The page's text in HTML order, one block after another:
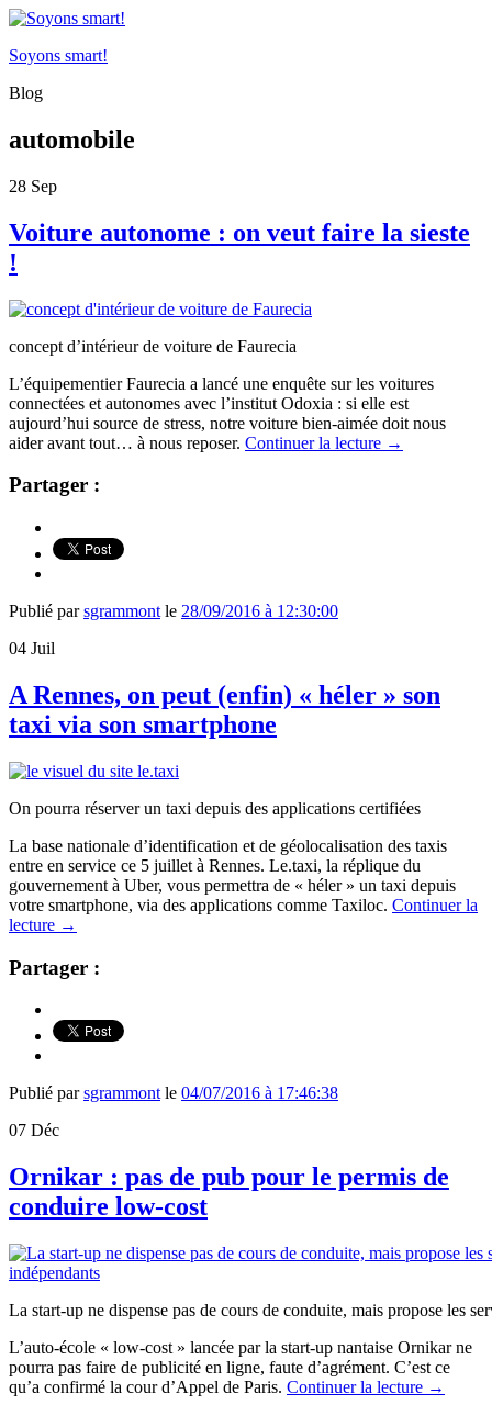
Soyons smart!
Blog
automobile
28 Sep
Voiture autonome : on veut faire la sieste
!
concept d’intérieur de voiture de Faurecia
L’équipementier Faurecia a lancé une enquête sur les voitures
connectées et autonomes avec l’institut Odoxia : si elle est
aujourd’hui source de stress, notre voiture bien-aimée doit nous
aider avant tout… à nous reposer. Continuer la lecture →
Partager :
Publié parsgrammont le 28/09/2016 à 12:30:00
04 Juil
A Rennes, on peut (enfin) « héler » son
taxi via son smartphone
On pourra réserver un taxi depuis des applications certifiées
La base nationale d’identification et de géolocalisation des taxis
entre en service ce 5 juillet à Rennes. Le.taxi, la réplique du
gouvernement à Uber, vous permettra de « héler » un taxi depuis
votre smartphone, via des applications comme Taxiloc. Continuer la
lecture →
Partager :
Publié parsgrammont le 04/07/2016 à 17:46:38
07 Déc
Ornikar : pas de pub pour le permis de
conduire low-cost
La start-up ne dispense pas de cours de conduite, mais propose les
L’auto-école « low-cost » lancée par la start-up nantaise Ornikar ne
pourra pas faire de publicité en ligne, faute d’agrément. C’est ce
qu’a confirmé la cour d’Appel de Paris. Continuer la lecture →